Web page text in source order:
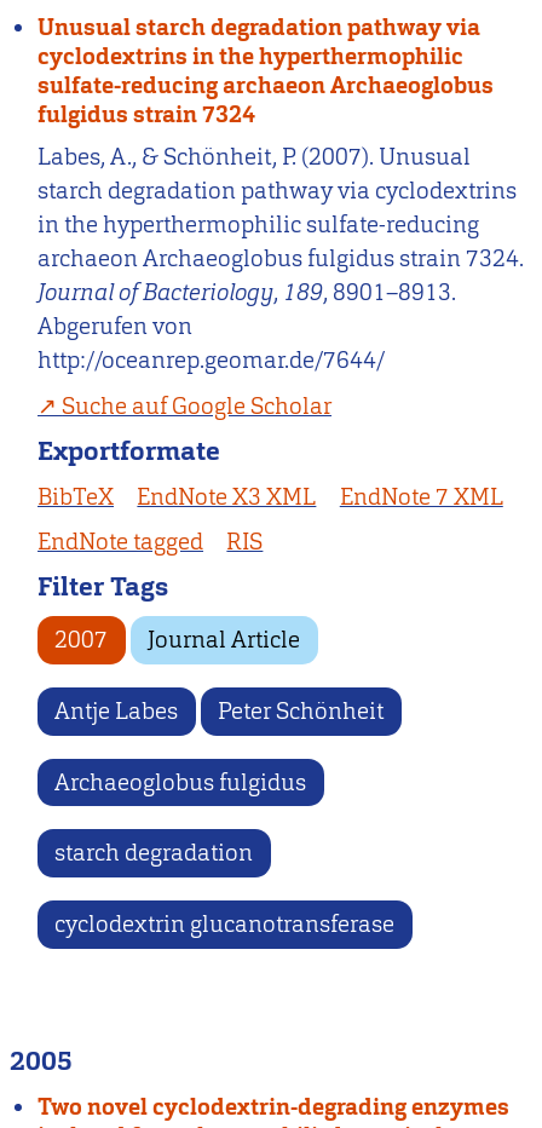
Unusual starch degradation pathway via
cyclodextrins in the hyperthermophilic
sulfate-reducing archaeon Archaeoglobus
fulgidus strain 7324
Labes, A., & Schönheit, P. (2007). Unusual
starch degradation pathway via cyclodextrins
in the hyperthermophilic sulfate-reducing
archaeon Archaeoglobus fulgidus strain 7324.
Journal of Bacteriology, 189, 8901–8913.
Abgerufen von
http://oceanrep.geomar.de/7644/
Suche auf Google Scholar
Exportformate
BibTeX EndNote X3 XML
EndNote 7 XML
EndNote tagged
RIS
Filter Tags
2007 Journal Article
Antje Labes Peter Schönheit
Archaeoglobus fulgidus
starch degradation
cyclodextrin glucanotransferase
2005
Two novel cyclodextrin-degrading enzymes